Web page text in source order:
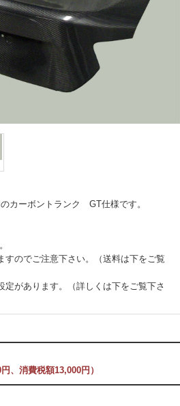
カーボントランク GT仕様です。
すのでご注意下さい。（送料は下をご覧
定があります。（詳しくは下をご覧下さ
、消費税額13,000円）